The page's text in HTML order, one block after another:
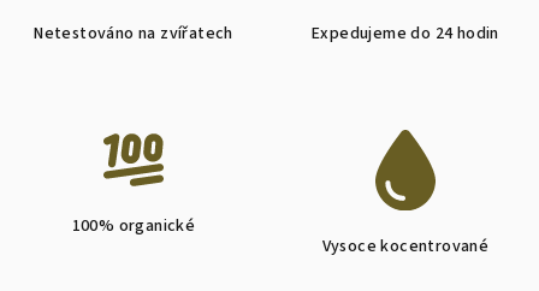
Netestováno na zvířatech Expedujeme do 24 hodin
100% organické
Vysoce kocentrované